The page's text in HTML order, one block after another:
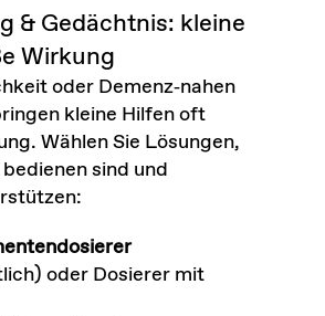
& Gedächtnis: kleine
Wirkung
oder Demenz‑nahen
kleine Hilfen oft
Wählen Sie Lösungen,
sind und
oder Dosierer mit